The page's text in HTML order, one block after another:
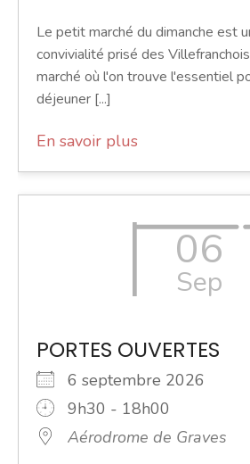
Le petit marché du dimanche est
convivialité prisé des
marché où l'on trouve l'essentiel
déjeuner [...]
En savoir plus
06
Sep
PORTES OUVERTES
6 septembre 2026
9h30 - 18h00
Aérodrome de Graves